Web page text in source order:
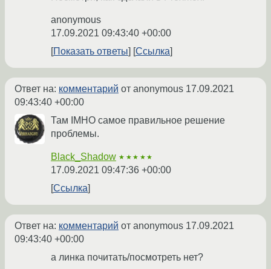
anonymous
17.09.2021 09:43:40 +00:00
Показать ответы
Ссылка
Ответ на: комментарий от anonymous 17.09.2021
09:43:40 +00:00
Там IMHO самое правильное решение
проблемы.
Black_Shadow ★★★★★
17.09.2021 09:47:36 +00:00
Ссылка
Ответ на: комментарий от anonymous 17.09.2021
09:43:40 +00:00
а линка почитать/посмотреть нет?